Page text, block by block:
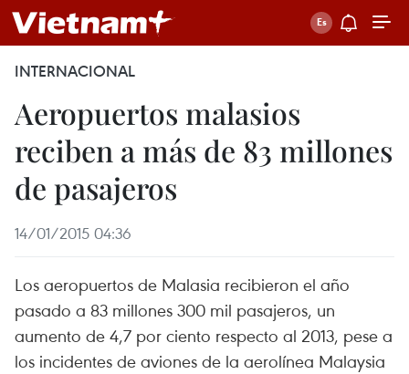
INTERNACIONAL
Aeropuertos malasios
reciben a más de 83 millones
de pasajeros
14/01/2015 04:36
Los aeropuertos de Malasia recibieron el año
pasado a 83 millones 300 mil pasajeros, un
aumento de 4,7 por ciento respecto al 2013, pese a
los incidentes de aviones de la aerolínea Malaysia